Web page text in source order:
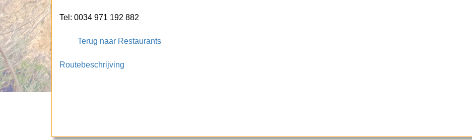
Tel: 0034 971 192 882
Terug naar Restaurants
Routebeschrijving